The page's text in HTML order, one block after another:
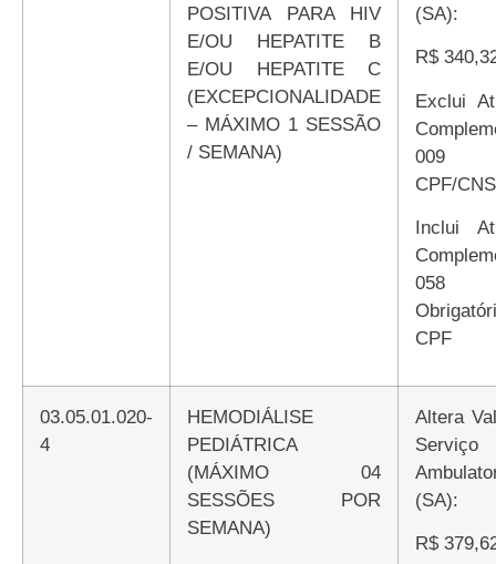
POSITIVA PARA HIV
E/OU HEPATITE B
E/OU HEPATITE C
(EXCEPCIONALIDADE
– MÁXIMO 1 SESSÃO
/ SEMANA)
(SA):
R$
Exclui Atributo
009
CPF/CNS
Inclui Atributo
058
CPF
03.05.01.020-
4
HEMODIÁLISE
PEDIÁTRICA
(MÁXIMO 04
SESSÕES POR
SEMANA)
Altera Valor de
Serviço
(SA):
R$